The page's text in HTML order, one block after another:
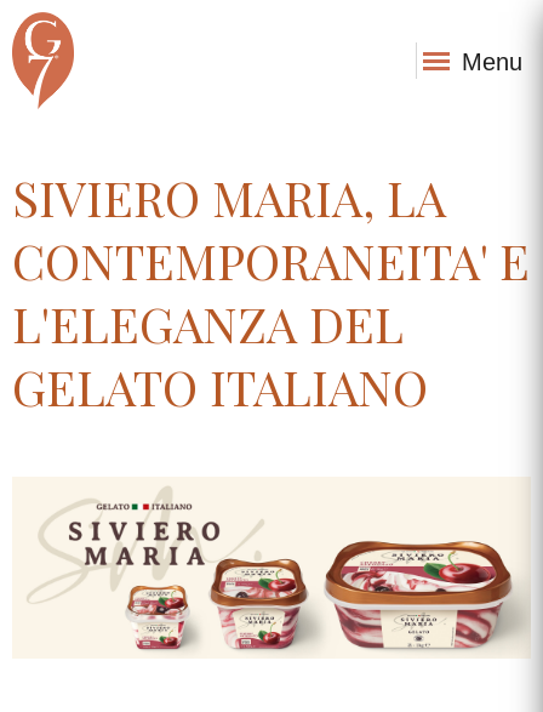
Menu
SIVIERO MARIA, LA
CONTEMPORANEITA' E
L'ELEGANZA DEL
GELATO ITALIANO